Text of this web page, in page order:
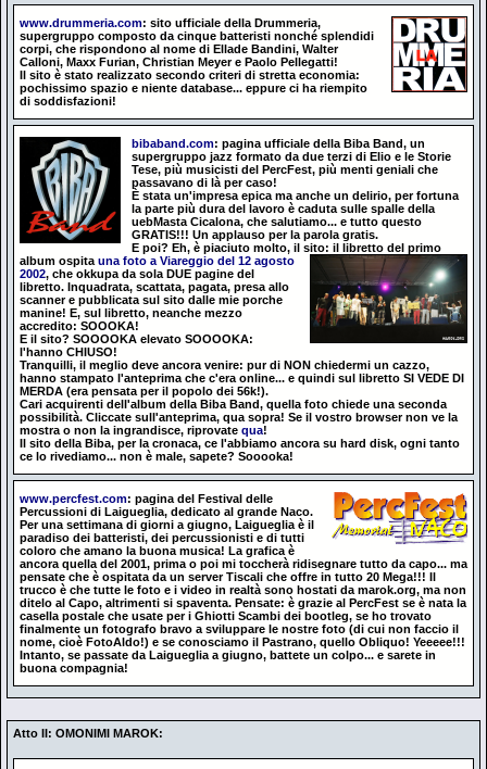
www.drummeria.com: sito ufficiale della Drummeria,
supergruppo composto da cinque batteristi nonché splendidi
corpi, che rispondono al nome di Ellade Bandini, Walter
Calloni, Maxx Furian, Christian Meyer e Paolo Pellegatti!
Il sito è stato realizzato secondo criteri di stretta economia:
pochissimo spazio e niente database... eppure ci ha riempito
di soddisfazioni!
bibaband.com: pagina ufficiale della Biba Band, un
supergruppo jazz formato da due terzi di Elio e le Storie
Tese, più musicisti del PercFest, più menti geniali che
passavano di là per caso!
È stata un'impresa epica ma anche un delirio, per fortuna
la parte più dura del lavoro è caduta sulle spalle della
uebMasta Cicalona, che salutiamo... e tutto questo
GRATIS!!! Un applauso per la parola gratis.
E poi? Eh, è piaciuto molto, il sito: il libretto del primo
album ospita una foto a Viareggio del 12 agosto
2002, che okkupa da sola DUE pagine del
libretto. Inquadrata, scattata, pagata, presa allo
scanner e pubblicata sul sito dalle mie porche
manine! E, sul libretto, neanche mezzo
accredito: SOOOKA!
E il sito? SOOOOKA elevato SOOOOKA:
l'hanno CHIUSO!
Tranquilli, il meglio deve ancora venire: pur di NON chiedermi un cazzo,
hanno stampato l'anteprima che c'era online... e quindi sul libretto SI VEDE DI
MERDA (era pensata per il popolo dei 56k!).
Cari acquirenti dell'album della Biba Band, quella foto chiede una seconda
possibilità. Cliccate sull'anteprima, qua sopra! Se il vostro browser non ve la
mostra o non la ingrandisce, riprovate qua!
Il sito della Biba, per la cronaca, ce l'abbiamo ancora su hard disk, ogni tanto
ce lo rivediamo... non è male, sapete? Sooooka!
www.percfest.com: pagina del Festival delle
Percussioni di Laigueglia, dedicato al grande Naco.
Per una settimana di giorni a giugno, Laigueglia è il
paradiso dei batteristi, dei percussionisti e di tutti
coloro che amano la buona musica! La grafica è
ancora quella del 2001, prima o poi mi toccherà ridisegnare tutto da capo... ma
pensate che è ospitata da un server Tiscali che offre in tutto 20 Mega!!! Il
trucco è che tutte le foto e i video in realtà sono hostati da marok.org, ma non
ditelo al Capo, altrimenti si spaventa. Pensate: è grazie al PercFest se è nata la
casella postale che usate per i Ghiotti Scambi dei bootleg, se ho trovato
finalmente un fotografo bravo a sviluppare le nostre foto (di cui non faccio il
nome, cioè FotoAldo!) e se conosciamo il Pastrano, quello Obliquo! Yeeeee!!!
Intanto, se passate da Laigueglia a giugno, battete un colpo... e sarete in
buona compagnia!
Atto II: OMONIMI MAROK: